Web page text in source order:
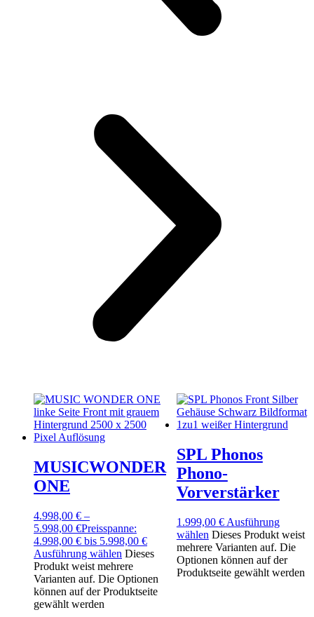
MUSICWONDER
ONE
4.998,00 € –
5.998,00 €Preisspanne:
4.998,00 € bis 5.998,00 €
Ausführung wählen Dieses
Produkt weist mehrere
Varianten auf. Die Optionen
können auf der Produktseite
gewählt werden
SPL Phonos
Phono-
Vorverstärker
1.999,00 € Ausführung
wählen Dieses Produkt weist
mehrere Varianten auf. Die
Optionen können auf der
Produktseite gewählt werden